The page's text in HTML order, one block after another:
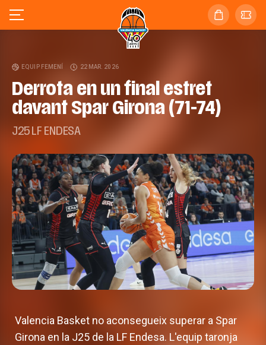
EQUIP FEMENÍ 22 MAR. 2026
Derrota en un final estret
davant Spar Girona (71-74)
J25 LF ENDESA
Valencia Basket no aconsegueix superar a Spar
Girona en la J25 de la LF Endesa. L'equip taronja